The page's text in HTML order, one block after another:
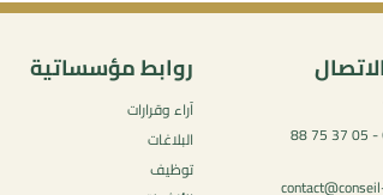
05 37 75 61 62 - 05 37 75 88
روابط مؤسساتية
آراء وقرارات
البلاغات
توظيف